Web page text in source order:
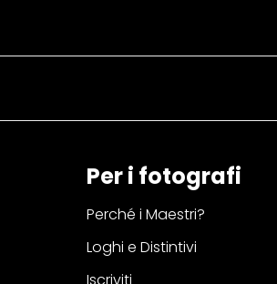
Per i fotografi
Perché i Maestri?
Loghi e Distintivi